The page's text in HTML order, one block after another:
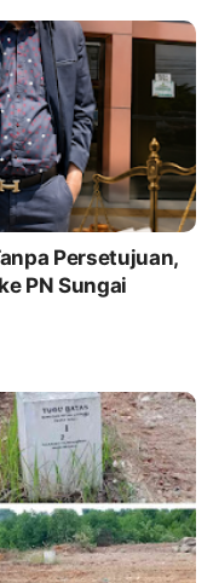
Persetujuan,
PN Sungai